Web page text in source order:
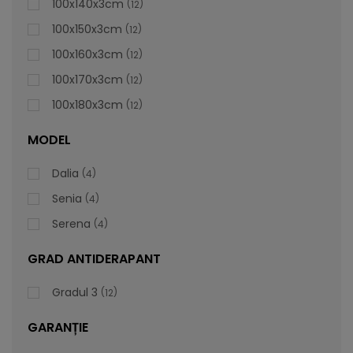
Cădiță De Duș Dalia, Gri, Cu Sifon Inclus
100x140x3cm 12
100x150x3cm 12
100x160x3cm 12
100x170x3cm 12
100x180x3cm 12
MODEL
Dalia 4
Senia 4
Serena 4
GRAD ANTIDERAPANT
Gradul 3 12
GARANȚIE